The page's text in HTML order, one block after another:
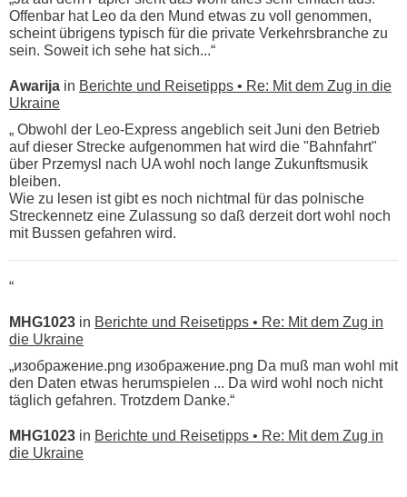
Offenbar hat Leo da den Mund etwas zu voll genommen,
scheint übrigens typisch für die private Verkehrsbranche zu
sein. Soweit ich sehe hat sich...“
Awarija in Berichte und Reisetipps • Re: Mit dem Zug in die
Ukraine
„ Obwohl der Leo-Express angeblich seit Juni den Betrieb
auf dieser Strecke aufgenommen hat wird die "Bahnfahrt"
über Przemysl nach UA wohl noch lange Zukunftsmusik
bleiben.
Wie zu lesen ist gibt es noch nichtmal für das polnische
Streckennetz eine Zulassung so daß derzeit dort wohl noch
mit Bussen gefahren wird.
“
MHG1023 in Berichte und Reisetipps • Re: Mit dem Zug in
die Ukraine
„изображение.png изображение.png Da muß man wohl mit
den Daten etwas herumspielen ... Da wird wohl noch nicht
täglich gefahren. Trotzdem Danke.“
MHG1023 in Berichte und Reisetipps • Re: Mit dem Zug in
die Ukraine